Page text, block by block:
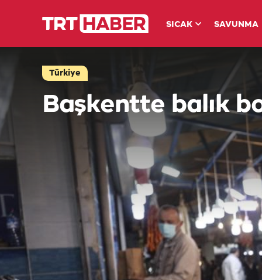
SICAK SAVUNMA
Türkiye
Başkentte balık